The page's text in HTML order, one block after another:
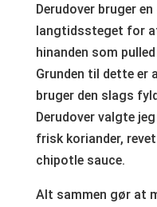
Derudover bruger
langtidssteget for
hinanden som
Grunden til dette er
bruger den slags
Derudover valgte
frisk koriander,
chipotle sauce.
Alt sammen gør at